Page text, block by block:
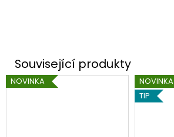
NOVINKA
NOVINKA
TIP